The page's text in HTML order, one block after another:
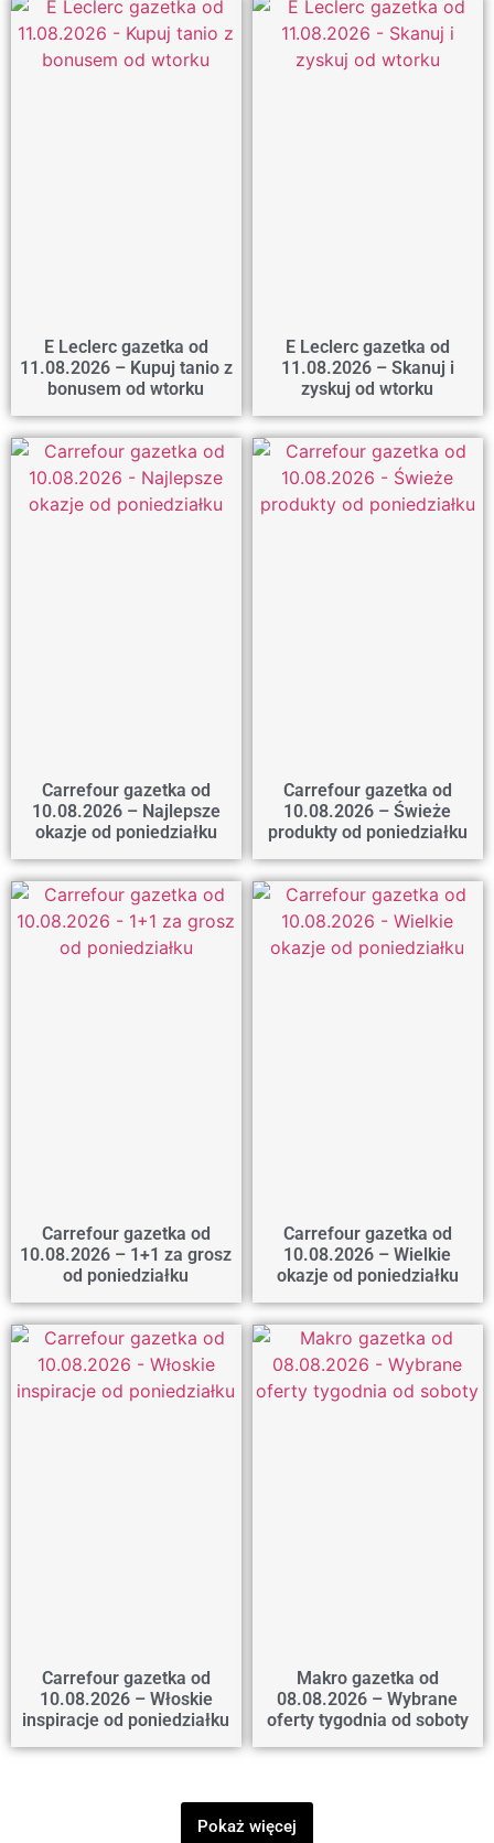
E Leclerc gazetka od
11.08.2026 – Kupuj tanio z
bonusem od wtorku
E Leclerc gazetka od
11.08.2026 – Skanuj i
zyskuj od wtorku
Carrefour gazetka od
10.08.2026 – Najlepsze
okazje od poniedziałku
Carrefour gazetka od
10.08.2026 – Świeże
produkty od poniedziałku
Carrefour gazetka od
10.08.2026 – 1+1 za grosz
od poniedziałku
Carrefour gazetka od
10.08.2026 – Wielkie
okazje od poniedziałku
Carrefour gazetka od
10.08.2026 – Włoskie
inspiracje od poniedziałku
Makro gazetka od
08.08.2026 – Wybrane
oferty tygodnia od soboty
Pokaż więcej